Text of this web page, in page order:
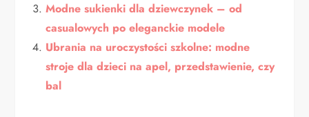
Modne sukienki dla dziewczynek – od
casualowych po eleganckie modele
Ubrania na uroczystości szkolne: modne
stroje dla dzieci na apel, przedstawienie, czy
bal